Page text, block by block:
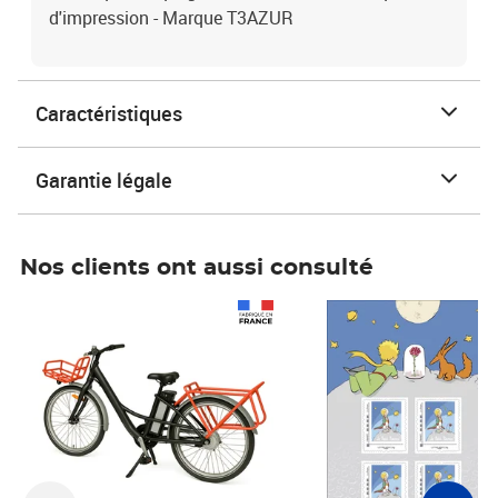
d'impression - Marque T3AZUR
Caractéristiques
Garantie légale
Nos clients ont aussi consulté
Prix 7,50€